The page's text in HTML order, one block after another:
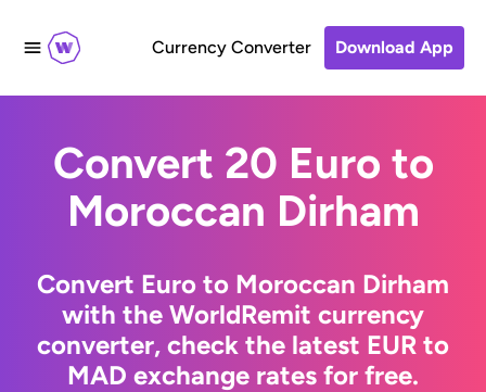
Currency Converter Download App
Convert 20 Euro to
Moroccan Dirham
Convert Euro to Moroccan Dirham
with the WorldRemit currency
converter, check the latest EUR to
MAD exchange rates for free.